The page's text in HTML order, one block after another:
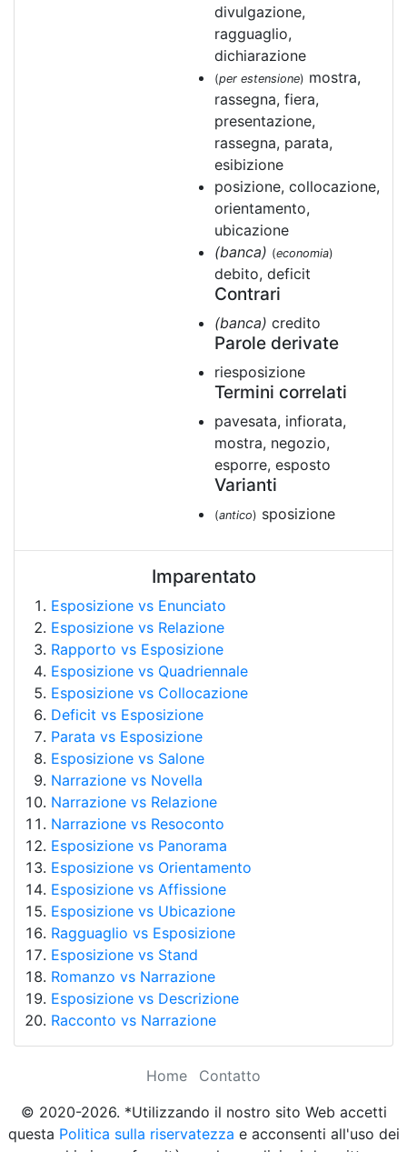
divulgazione,
ragguaglio,
dichiarazione
(per estensione) mostra,
rassegna, fiera,
presentazione,
rassegna, parata,
esibizione
posizione, collocazione,
orientamento,
ubicazione
(banca) (economia)
debito, deficit
Contrari
(banca) credito
Parole derivate
riesposizione
Termini correlati
pavesata, infiorata,
mostra, negozio,
esporre, esposto
Varianti
(antico) sposizione
Imparentato
Esposizione vs Enunciato
Esposizione vs Relazione
Rapporto vs Esposizione
Esposizione vs Quadriennale
Esposizione vs Collocazione
Deficit vs Esposizione
Parata vs Esposizione
Esposizione vs Salone
Narrazione vs Novella
Narrazione vs Relazione
Narrazione vs Resoconto
Esposizione vs Panorama
Esposizione vs Orientamento
Esposizione vs Affissione
Esposizione vs Ubicazione
Ragguaglio vs Esposizione
Esposizione vs Stand
Romanzo vs Narrazione
Esposizione vs Descrizione
Racconto vs Narrazione
Home
Contatto
© 2020-2026. *Utilizzando il nostro sito Web accetti
questa Politica sulla riservatezza e acconsenti all'uso dei